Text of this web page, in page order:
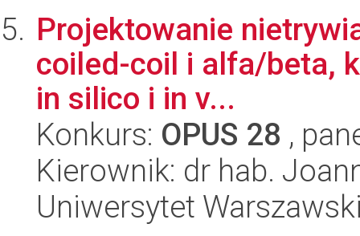
Projektowanie
coiled-coil i alfa/beta,
in silico i in v...
Konkurs: OPUS 28 ,
Kierownik: dr hab.
Uniwersytet